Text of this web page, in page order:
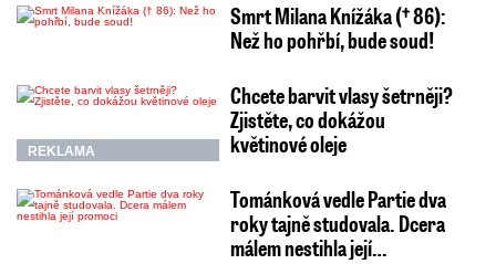
Smrt Milana Knížáka († 86):
Než ho pohřbí, bude soud!
REKLAMA
Chcete barvit vlasy šetrněji?
Zjistěte, co dokážou
květinové oleje
Tománková vedle Partie dva
roky tajně studovala. Dcera
málem nestihla její…